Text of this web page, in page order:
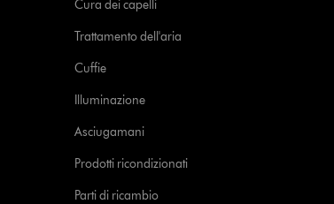
Cura dei capelli
Trattamento dell'aria
Cuffie
Illuminazione
Asciugamani
Prodotti ricondizionati
Parti di ricambio